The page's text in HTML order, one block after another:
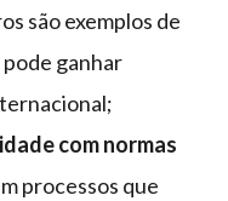
são exemplos de
pode ganhar
com normas
processos que